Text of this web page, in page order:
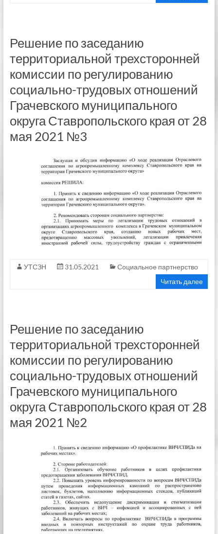
Решение по заседанию
территориальной трехсторонней
комиссии по регулированию
социально-трудовых отношений
Грачевского муниципального
округа Ставропольского края от 28
мая 2021 №3
УТСЗН 31.05.2021
Социальное партнерство
Читать далее
Решение по заседанию
территориальной трехсторонней
комиссии по регулированию
социально-трудовых отношений
Грачевского муниципального
округа Ставропольского края от 28
мая 2021 №2